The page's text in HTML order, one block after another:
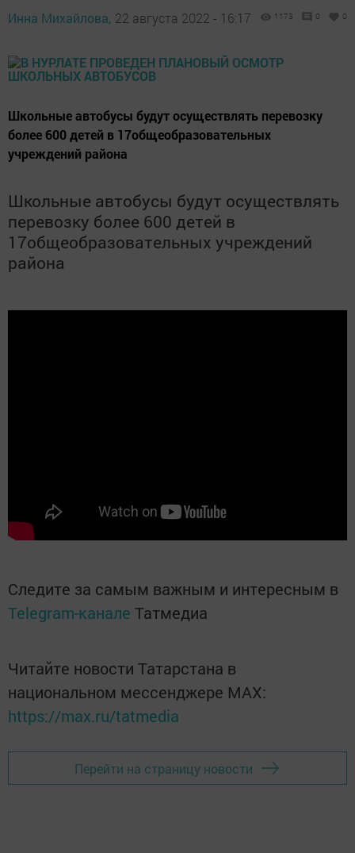
Инна Михайлова, 22 августа 2022 - 16:17 1173 0 0
Школьные автобусы будут осуществлять перевозку
более 600 детей в 17общеобразовательных
учреждений района
Школьные автобусы будут осуществлять
перевозку более 600 детей в
17общеобразовательных учреждений
района
Следите за самым важным и интересным в
Telegram-канале Татмедиа
Читайте новости Татарстана в
национальном мессенджере MАХ:
https://max.ru/tatmedia
Перейти на страницу новости